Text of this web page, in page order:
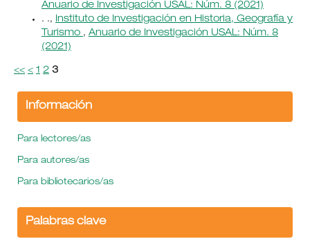
Anuario de Investigación USAL: Núm. 8 (2021)
. ., Instituto de Investigación en Historia, Geografía y
Turismo , Anuario de Investigación USAL: Núm. 8
(2021)
<< < 1 2 3
Información
Para lectores/as
Para autores/as
Para bibliotecarios/as
Palabras clave